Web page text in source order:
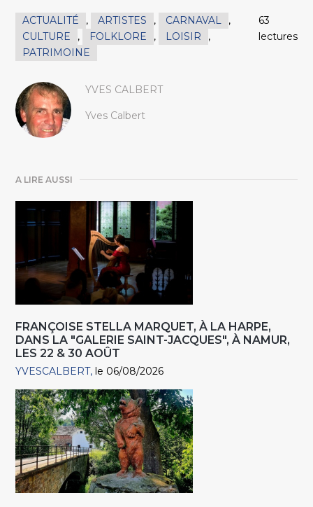
ACTUALITÉ , ARTISTES , CARNAVAL
,
CULTURE
, FOLKLORE , LOISIR
,
PATRIMOINE
63
lectures
YVES CALBERT
Yves Calbert
A LIRE AUSSI
FRANÇOISE STELLA MARQUET, À LA HARPE,
DANS LA "GALERIE SAINT-JACQUES", À NAMUR,
LES 22 & 30 AOÛT
YVESCALBERT le 06/08/2026